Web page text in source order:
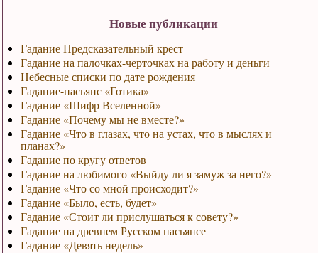
Новые публикации
Гадание Предсказательный крест
Гадание на палочках-черточках на работу и деньги
Небесные списки по дате рождения
Гадание-пасьянс «Готика»
Гадание «Шифр Вселенной»
Гадание «Почему мы не вместе?»
Гадание «Что в глазах, что на устах, что в мыслях и
планах?»
Гадание по кругу ответов
Гадание на любимого «Выйду ли я замуж за него?»
Гадание «Что со мной происходит?»
Гадание «Было, есть, будет»
Гадание «Стоит ли прислушаться к совету?»
Гадание на древнем Русском пасьянсе
Гадание «Девять недель»